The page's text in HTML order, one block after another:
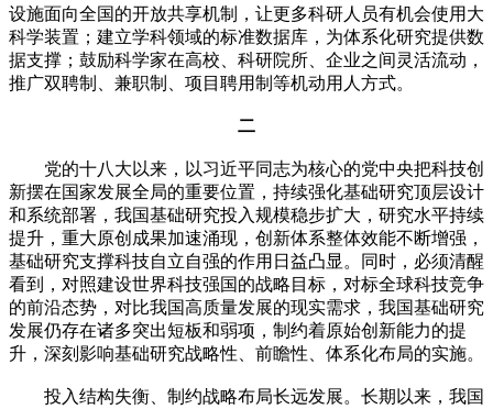
设施面向全国的开放共享机制，让更多科研人员有机会使用大
科学装置；建立学科领域的标准数据库，为体系化研究提供数
据支撑；鼓励科学家在高校、科研院所、企业之间灵活流动，
推广双聘制、兼职制、项目聘用制等机动用人方式。
二
党的十八大以来，以习近平同志为核心的党中央把科技创
新摆在国家发展全局的重要位置，持续强化基础研究顶层设计
和系统部署，我国基础研究投入规模稳步扩大，研究水平持续
提升，重大原创成果加速涌现，创新体系整体效能不断增强，
基础研究支撑科技自立自强的作用日益凸显。同时，必须清醒
看到，对照建设世界科技强国的战略目标，对标全球科技竞争
的前沿态势，对比我国高质量发展的现实需求，我国基础研究
发展仍存在诸多突出短板和弱项，制约着原始创新能力的提
升，深刻影响基础研究战略性、前瞻性、体系化布局的实施。
投入结构失衡、制约战略布局长远发展。长期以来，我国